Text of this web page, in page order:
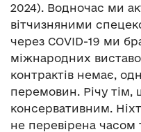
2024). Водночас ми
вітчизняними
через COVID-19 ми
міжнародних
контрактів немає,
перемовин. Річу
консервативним.
не перевірена часом